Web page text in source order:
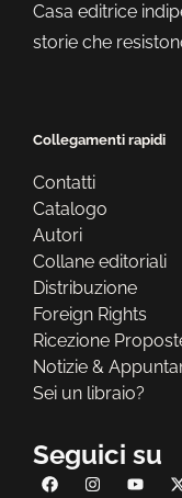
Casa editrice
storie che
Collegamenti rapidi
Contatti
Catalogo
Autori
Collane editoriali
Distribuzione
Foreign Rights
Ricezione
Notizie &
Sei un libraio?
Seguici su